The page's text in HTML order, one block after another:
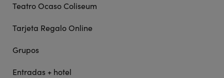
Teatro Ocaso Coliseum
Tarjeta Regalo Online
Grupos
Entradas + hotel